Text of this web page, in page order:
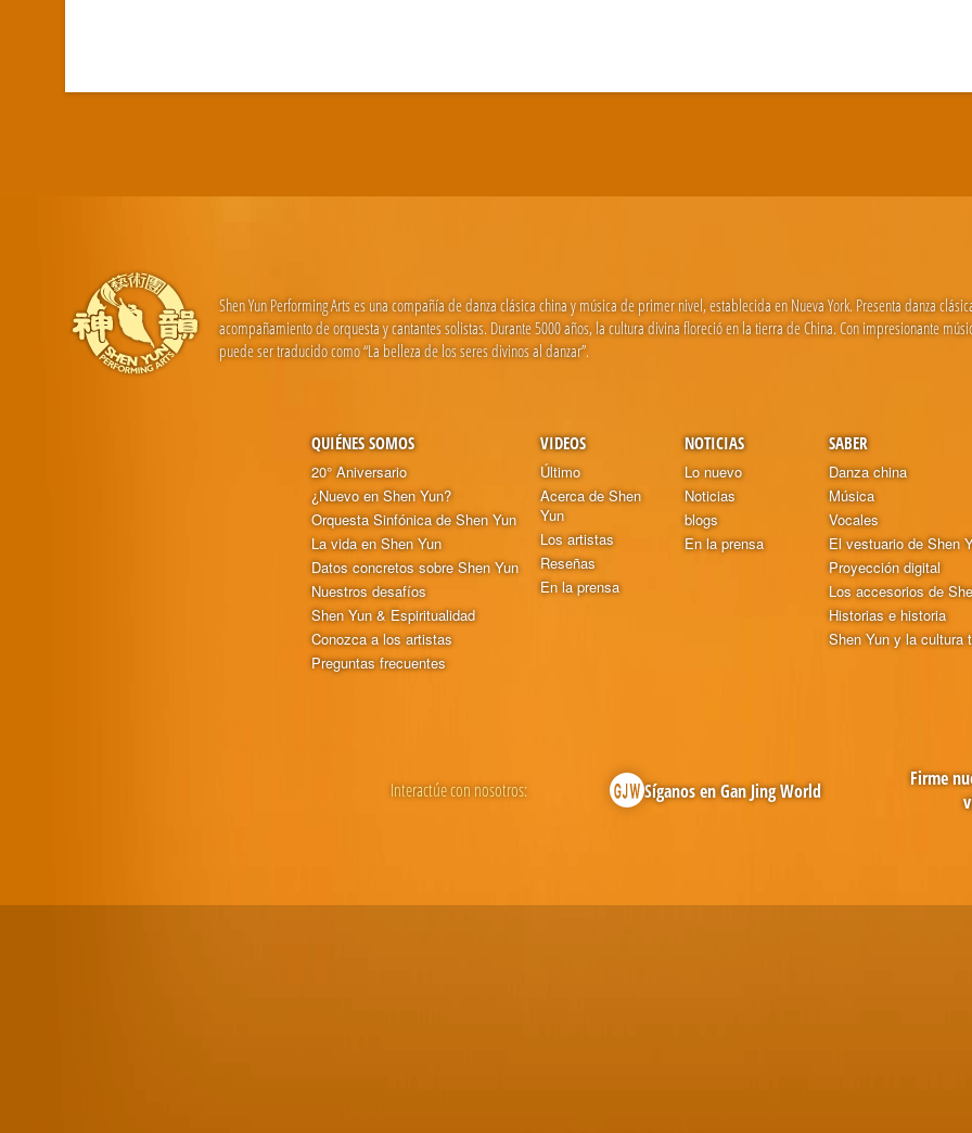
Shen Yun Performing Arts es una compañía de danza clásica china y música de primer nivel, establecida en Nueva York. Presenta danza
acompañamiento de orquesta y cantantes solistas. Durante 5000 años, la cultura divina floreció en la tierra de China. Con impresionante
puede ser traducido como “La belleza de los seres divinos al danzar”.
QUIÉNES SOMOS
20° Aniversario
¿Nuevo en Shen Yun?
Orquesta Sinfónica de Shen Yun
La vida en Shen Yun
Datos concretos sobre Shen Yun
Nuestros desafíos
Shen Yun & Espiritualidad
Conozca a los artistas
Preguntas frecuentes
VIDEOS
Último
Acerca de Shen
Yun
Los artistas
Reseñas
En la prensa
NOTICIAS
Lo nuevo
Noticias
blogs
En la prensa
SABER
Danza china
Música
Vocales
El vestuario de Shen
Proyección digital
Los accesorios de
Historias e historia
Shen Yun y la cultura
Interactúe con nosotros: Síganos en Gan Jing World
Firme